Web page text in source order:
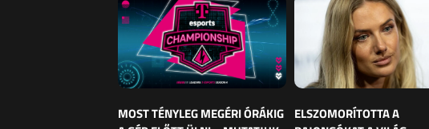
MOST TÉNYLEG MEGÉRI ÓRÁKIG
ELSZOMORÍTOTTA A